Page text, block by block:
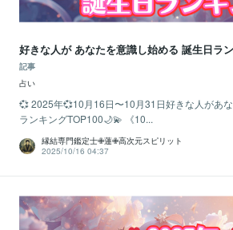
好きな人が あなたを意識し始める 誕生日ラ
記事
占い
💞 2025年💞10月16日〜10月31日好きな人があ
ランキングTOP100🌙💫 《10...
縁結専門鑑定士✙蓮✙高次元スピリット
2025/10/16 04:37